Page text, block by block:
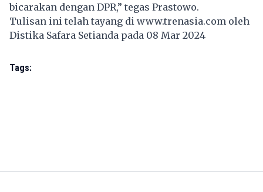
bicarakan dengan DPR,” tegas Prastowo.
Tulisan ini telah tayang di www.trenasia.com oleh
Distika Safara Setianda pada 08 Mar 2024
Tags: